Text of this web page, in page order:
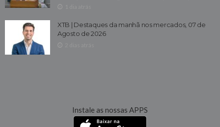
XTB | Destaques da manhã nos mercados, 07 de
Agosto de 2026
Instale as nossas APPS